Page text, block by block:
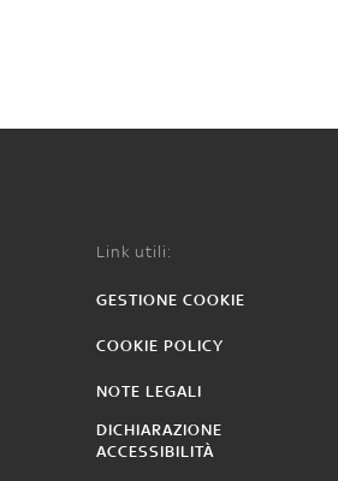
Link utili:
GESTIONE COOKIE
COOKIE POLICY
NOTE LEGALI
DICHIARAZIONE
ACCESSIBILITÀ